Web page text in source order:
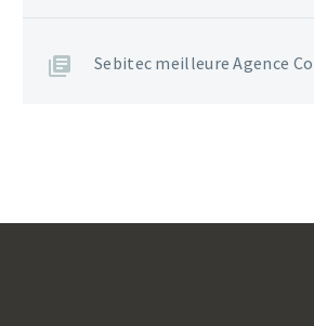
Sebitec meilleure Agence